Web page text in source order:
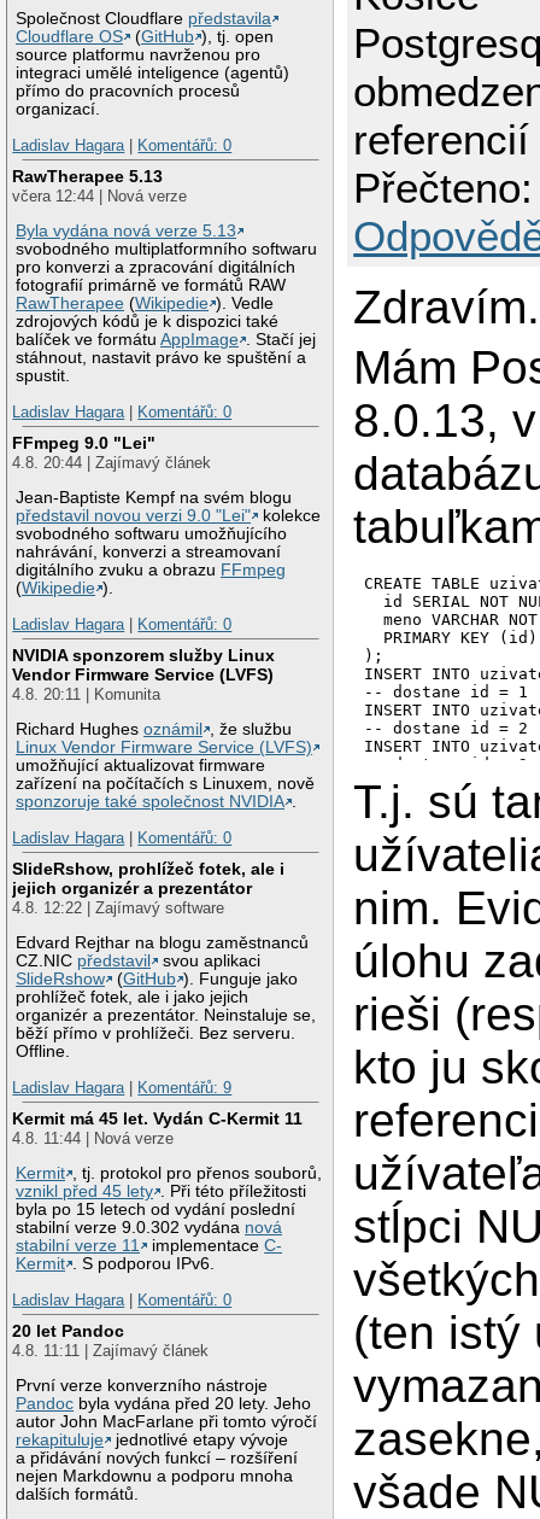
Společnost Cloudflare představila
Cloudflare OS
(GitHub ), tj. open
source platformu navrženou pro
integraci umělé inteligence (agentů)
přímo do pracovních procesů
organizací.
Ladislav Hagara
Komentářů: 0
RawTherapee 5.13
včera 12:44 | Nová verze
Byla vydána nová verze 5.13
svobodného multiplatformního softwaru
pro konverzi a zpracování digitálních
fotografií primárně ve formátů RAW
RawTherapee (Wikipedie ). Vedle
zdrojových kódů je k dispozici také
balíček ve formátuAppImage . Stačí jej
stáhnout, nastavit právo ke spuštění a
spustit.
Ladislav Hagara
Komentářů: 0
FFmpeg 9.0 "Lei"
4.8. 20:44 | Zajímavý článek
Jean-Baptiste Kempf na svém blogu
představil novou verzi 9.0 "Lei"
kolekce
svobodného softwaru umožňujícího
nahrávání, konverzi a streamovaní
digitálního zvuku a obrazu FFmpeg
(Wikipedie ).
Ladislav Hagara
Komentářů: 0
NVIDIA sponzorem služby Linux
Vendor Firmware Service (LVFS)
4.8. 20:11 | Komunita
Richard Hughesoznámil
, že službu
Linux Vendor Firmware Service (LVFS)
umožňující aktualizovat firmware
zařízení na počítačích s Linuxem, nově
sponzoruje také společnost NVIDIA .
Ladislav Hagara | Komentářů: 0
SlideRshow, prohlížeč fotek, ale i
jejich organizér a prezentátor
4.8. 12:22 | Zajímavý software
Edvard Rejthar na blogu zaměstnanců
CZ.NIC představil
svou aplikaci
SlideRshow
(GitHub ). Funguje jako
prohlížeč fotek, ale i jako jejich
organizér a prezentátor. Neinstaluje se,
běží přímo v prohlížeči. Bez serveru.
Offline.
Ladislav Hagara | Komentářů: 9
Kermit má 45 let. Vydán C-Kermit 11
4.8. 11:44 | Nová verze
Kermit , tj. protokol pro přenos souborů,
vznikl před 45 lety . Při této příležitosti
byla po 15 letech od vydání poslední
stabilní verze 9.0.302 vydána nová
stabilní verze 11
implementaceC-
Kermit . S podporou IPv6.
Ladislav Hagara | Komentářů: 0
20 let Pandoc
4.8. 11:11 | Zajímavý článek
První verze konverzního nástroje
Pandoc byla vydána před 20 lety. Jeho
autor John MacFarlane při tomto výročí
rekapituluje
jednotlivé etapy vývoje
a přidávání nových funkcí – rozšíření
nejen Markdownu a podporu mnoha
dalších formátů.
referencií
Zdravím.
Mám
8.0.13,
CREATE TABLE
id SERIAL NOT
meno VARCHAR
  PRIMARY KEY (id)
);
INSERT INTO
-- dostane id = 1
INSERT INTO
-- dostane id = 2
INSERT INTO
-- dostane id = 3
CREATE TABLE
id SERIAL NOT
zadavatel INT
riesitel INT
kontrolor INT
-- plus nejake
  PRIMARY KEY (id)
);
INSERT INTO
INSERT INTO
INSERT INTO
T.j. sú
nim.
úlohu
rieši
kto ju
stĺpci
(ten istý
všade